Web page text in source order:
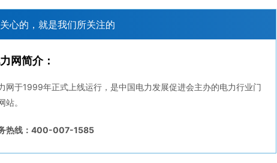
心的，就是我们所关注的
网简介：
网于1999年正式上线运行，是中国电力发展促进会主办的电力行业门
站。
热线：400-007-1585